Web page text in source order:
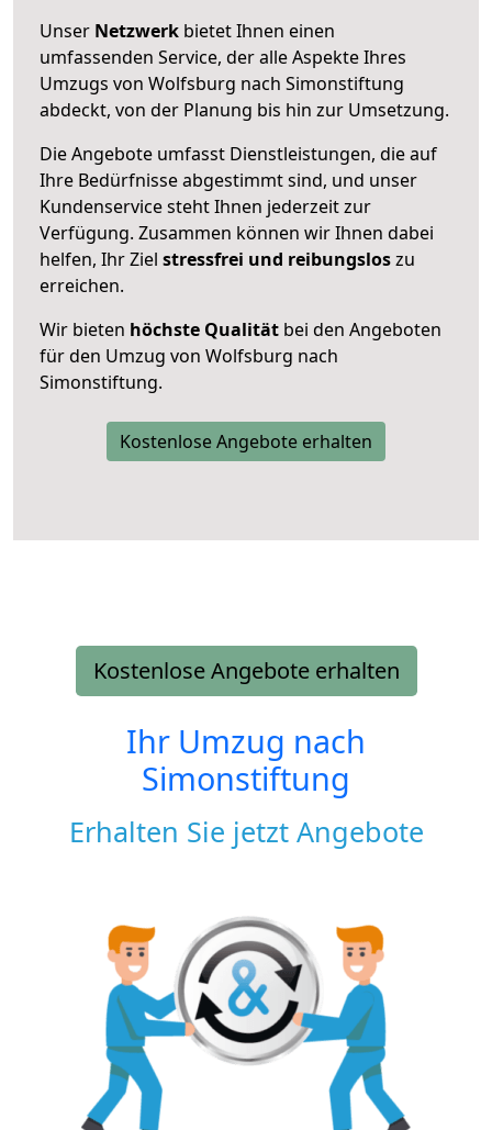
Unser Netzwerk bietet Ihnen einen
umfassenden Service, der alle Aspekte Ihres
Umzugs von Wolfsburg nach Simonstiftung
abdeckt, von der Planung bis hin zur Umsetzung.
Die Angebote umfasst Dienstleistungen, die auf
Ihre Bedürfnisse abgestimmt sind, und unser
Kundenservice steht Ihnen jederzeit zur
Verfügung. Zusammen können wir Ihnen dabei
helfen, Ihr Ziel stressfrei und reibungsloszu
erreichen.
Wir bieten höchste Qualität bei den Angeboten
für den Umzug von Wolfsburg nach
Simonstiftung.
Kostenlose Angebote erhalten
Kostenlose Angebote erhalten
Ihr Umzug nach
Simonstiftung
Erhalten Sie jetzt Angebote